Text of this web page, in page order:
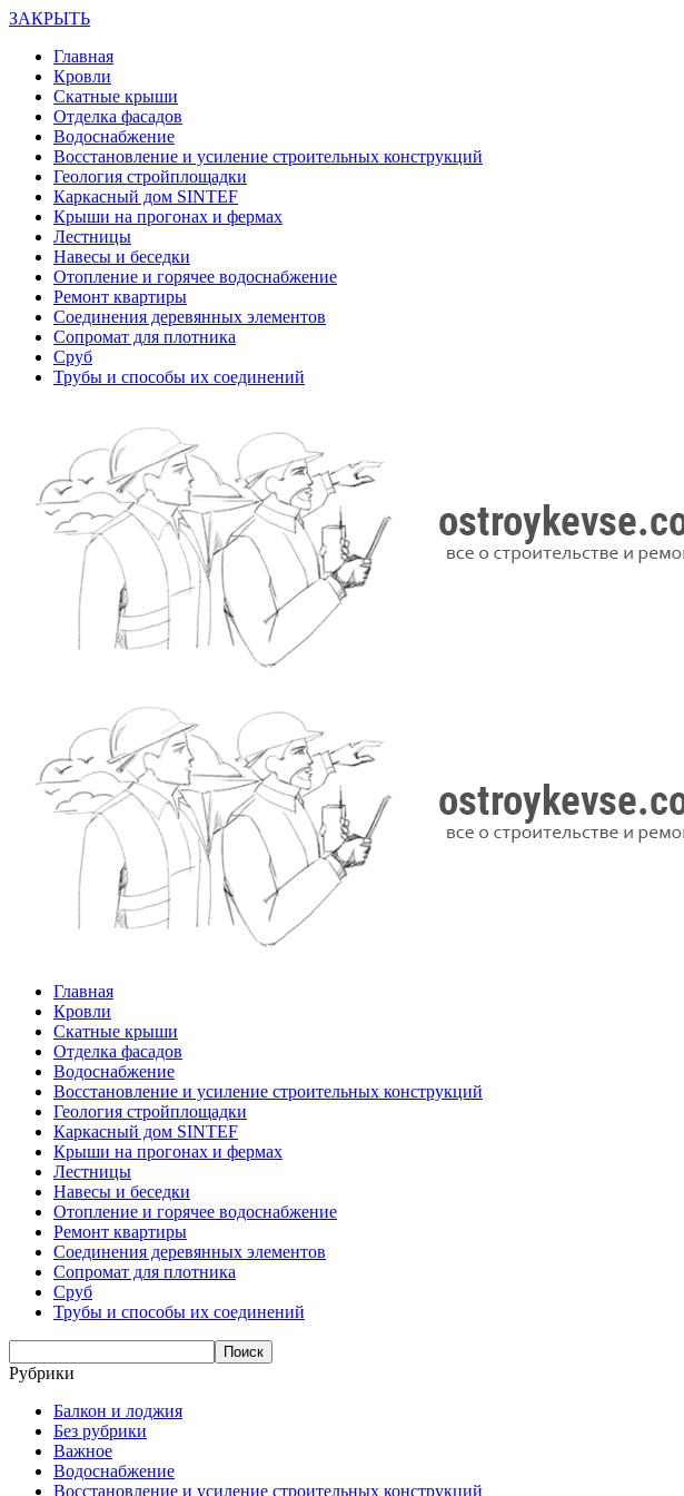
ЗАКРЫТЬ
Главная
Кровли
Скатные крыши
Отделка фасадов
Водоснабжение
Восстановление и усиление строительных конструкций
Геология стройплощадки
Каркасный дом SINTEF
Крыши на прогонах и фермах
Лестницы
Навесы и беседки
Отопление и горячее водоснабжение
Ремонт квартиры
Соединения деревянных элементов
Сопромат для плотника
Сруб
Трубы и способы их соединений
Главная
Кровли
Скатные крыши
Отделка фасадов
Водоснабжение
Восстановление и усиление строительных конструкций
Геология стройплощадки
Каркасный дом SINTEF
Крыши на прогонах и фермах
Лестницы
Навесы и беседки
Отопление и горячее водоснабжение
Ремонт квартиры
Соединения деревянных элементов
Сопромат для плотника
Сруб
Трубы и способы их соединений
Рубрики
Балкон и лоджия
Без рубрики
Важное
Водоснабжение
Восстановление и усиление строительных конструкций